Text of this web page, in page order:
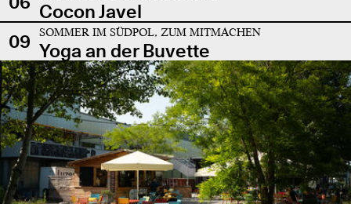
Cocon Javel
09
SOMMER IM SÜDPOL, ZUM MITMACHEN
Yoga an der Buvette